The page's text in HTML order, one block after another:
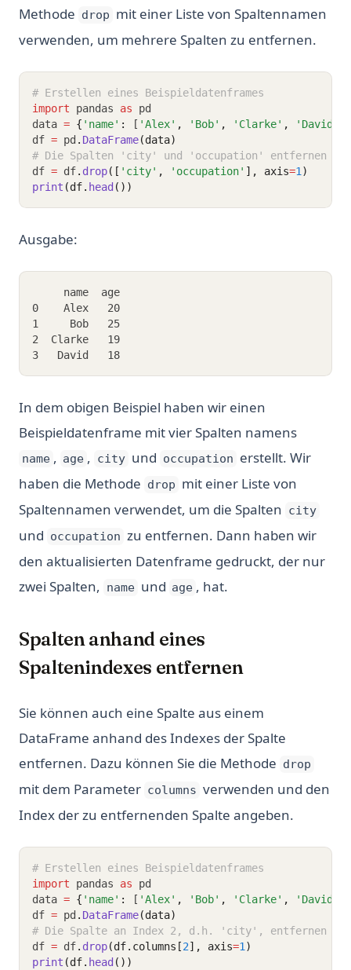
Methode drop mit einer Liste von Spaltennamen
verwenden, um mehrere Spalten zu entfernen.
# Erstellen eines Beispieldatenframes
import pandas as pd
data = { 'name' : [ 'Alex' , 'Bob' , 'Clarke' , 'David'
df = pd . DataFrame(data)
# Die Spalten 'city' und 'occupation' entfernen
df = df. drop([ 'city' , 'occupation' ], axis=1 )
print (df. head ())
Ausgabe:
     name  age
0    Alex   20
1     Bob   25
2  Clarke   19
3   David   18
In dem obigen Beispiel haben wir einen
Beispieldatenframe mit vier Spalten namens
name , age , city und occupation erstellt. Wir
haben die Methode drop mit einer Liste von
Spaltennamen verwendet, um die Spalten city
und occupation zu entfernen. Dann haben wir
den aktualisierten Datenframe gedruckt, der nur
zwei Spalten, name und age , hat.
Spalten anhand eines
Spaltenindexes entfernen
Sie können auch eine Spalte aus einem
DataFrame anhand des Indexes der Spalte
entfernen. Dazu können Sie die Methode drop
mit dem Parameter columns verwenden und den
Index der zu entfernenden Spalte angeben.
# Erstellen eines Beispieldatenframes
import pandas as pd
data = { 'name' : [ 'Alex' , 'Bob' , 'Clarke' , 'David'
df = pd . DataFrame(data)
# Die Spalte an Index 2, d.h. 'city', entfernen
df = df. drop(df.columns[2], axis=1 )
print (df. head ())